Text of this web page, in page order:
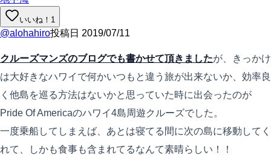
いいね！ 1
@alohahiro投稿日 2019/07/11
クルーズマンズのブログでも書かせて頂きましたが、きっかけ
は大好きなハワイで何かいつもと違う旅が出来ないか、効率良
く他島を巡る方法はないかと思っていた時に出会ったのが
Pride Of Americaのハワイ4島周遊クルーズでした。
一度乗船してしまえば、あとは寝てる間に次の島に移動してく
れて、しかも食事も含まれてるなんて素晴らしい！！